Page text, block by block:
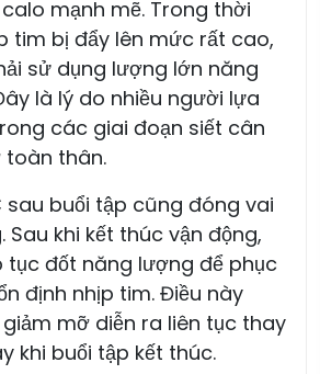
mạnh mẽ. Trong thời
tim bị đẩy lên mức rất cao,
sử dụng lượng lớn năng
là lý do nhiều người lựa
các giai đoạn siết cân
toàn thân.
sau buổi tập cũng đóng vai
khi kết thúc vận động,
tục đốt năng lượng để phục
định nhịp tim. Điều này
mỡ diễn ra liên tục thay
khi buổi tập kết thúc.